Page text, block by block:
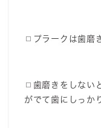
◻︎プラークは歯磨
◻︎歯磨きをしない
がでて歯にしっか